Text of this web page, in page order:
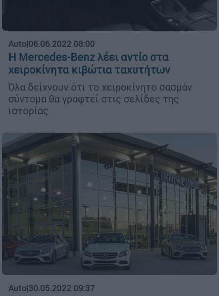
Auto|06.06.2022 08:00
Η Mercedes-Benz λέει αντίο στα
χειροκίνητα κιβώτια ταχυτήτων
Όλα δείχνουν ότι το χειροκίνητο σασμάν
σύντομα θα γραφτεί στις σελίδες της
ιστορίας
Auto|30.05.2022 09:37